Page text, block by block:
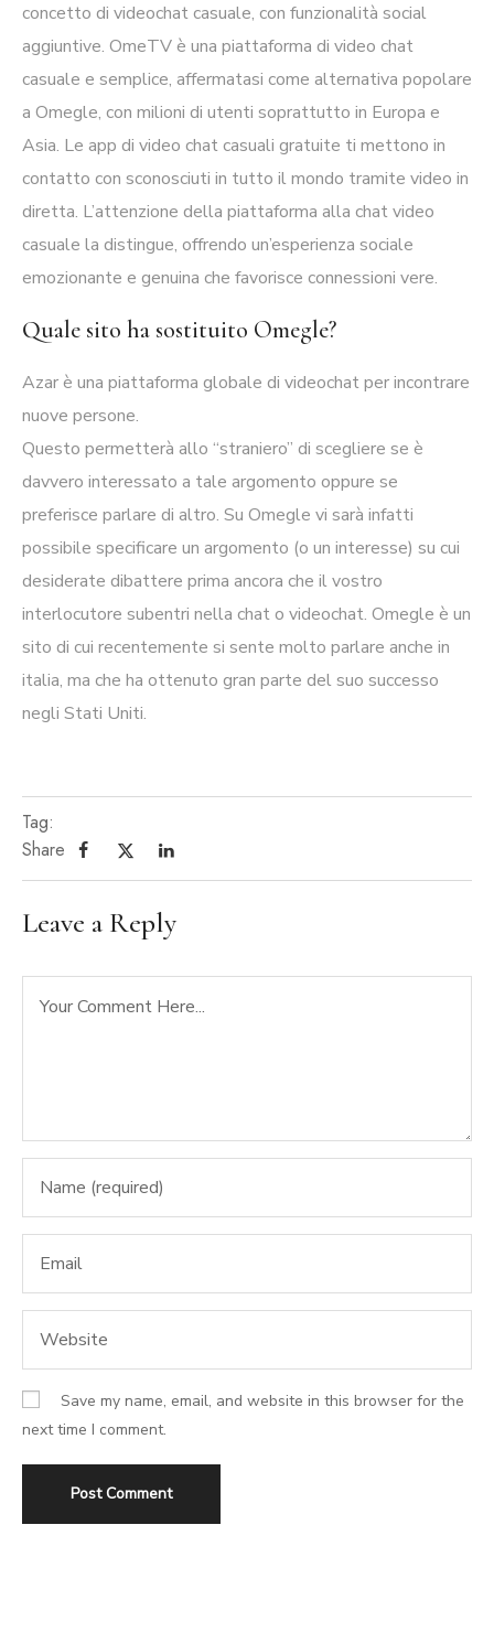
concetto di videochat casuale, con funzionalità social
aggiuntive. OmeTV è una piattaforma di video chat
casuale e semplice, affermatasi come alternativa popolare
a Omegle, con milioni di utenti soprattutto in Europa e
Asia. Le app di video chat casuali gratuite ti mettono in
contatto con sconosciuti in tutto il mondo tramite video in
diretta. L’attenzione della piattaforma alla chat video
casuale la distingue, offrendo un’esperienza sociale
emozionante e genuina che favorisce connessioni vere.
Quale sito ha sostituito Omegle?
Azar è una piattaforma globale di videochat per incontrare
nuove persone.
Questo permetterà allo “straniero” di scegliere se è
davvero interessato a tale argomento oppure se
preferisce parlare di altro. Su Omegle vi sarà infatti
possibile specificare un argomento (o un interesse) su cui
desiderate dibattere prima ancora che il vostro
interlocutore subentri nella chat o videochat. Omegle è un
sito di cui recentemente si sente molto parlare anche in
italia, ma che ha ottenuto gran parte del suo successo
negli Stati Uniti.
Tag:
Share
Leave a Reply
Save my name, email, and website in this browser for the
next time I comment.